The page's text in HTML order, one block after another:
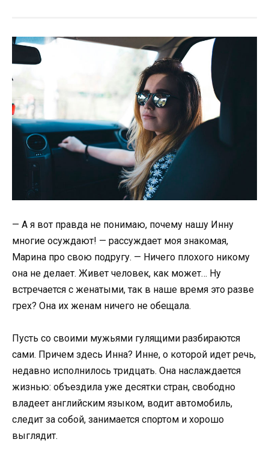
— А я вот правда не понимаю, почему нашу Инну
многие осуждают! — рассуждает моя знакомая,
Марина про свою подругу. — Ничего плохого никому
она не делает. Живет человек, как может… Ну
встречается с женатыми, так в наше время это разве
грех? Она их женам ничего не обещала.
Пусть со своими мужьями гулящими разбираются
сами. Причем здесь Инна? Инне, о которой идет речь,
недавно исполнилось тридцать. Она наслаждается
жизнью: объездила уже десятки стран, свободно
владеет английским языком, водит автомобиль,
следит за собой, занимается спортом и хорошо
выглядит.